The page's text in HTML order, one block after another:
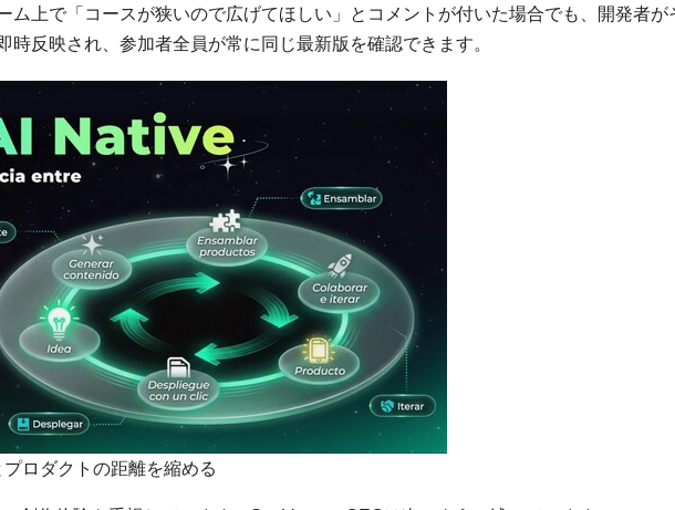
ム上で「コースが狭いので広げてほしい」とコメントが付いた場合でも、開発者が
時反映され、参加者全員が常に同じ最新版を確認できます。
ロダクトの距離を縮める